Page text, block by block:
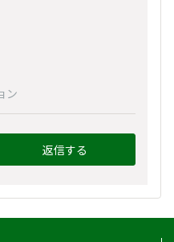
ン
返信する